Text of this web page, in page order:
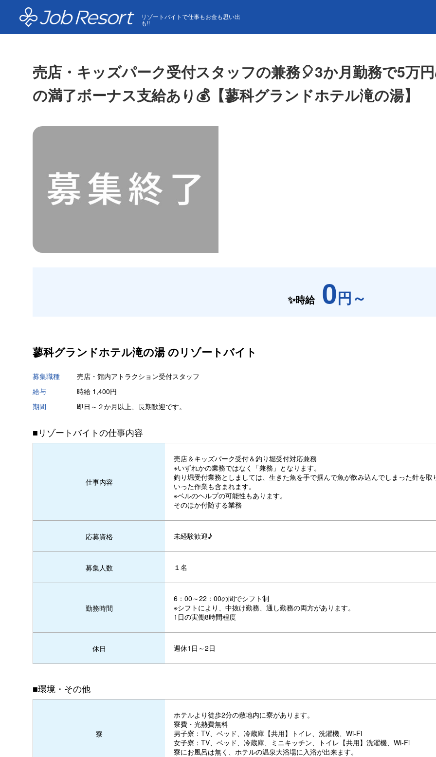
リゾートバイトで仕事もお金も思い出
も!!
HOME 求人一覧
売店・キッズパーク受付スタッフの兼務🎈3か月勤務で5万
の満了ボーナス支給あり💰【蓼科グランドホテル滝の湯】
✨時給 0円～
蓼科グランドホテル滝の湯 のリゾートバイト
募集職種
売店・館内アトラクション受付スタッフ
給与
時給 1,400円
期間
即日～２か月以上、長期歓迎です。
■リゾートバイトの仕事内容
仕事内容
売店＆キッズパーク受付＆釣り堀受付対応兼務
※いずれかの業務ではなく「兼務」となります。
釣り堀受付業務としましては、生きた魚を手で掴んで魚が飲み込んでしまった針を取
いった作業も含まれます。
※ベルのヘルプの可能性もあります。
そのほか付随する業務
応募資格 未経験歓迎♪
募集人数 １名
勤務時間
6：00～22：00の間でシフト制
※シフトにより、中抜け勤務、通し勤務の両方があります。
1日の実働8時間程度
休日 週休1日～2日
■環境・その他
寮
ホテルより徒歩2分の敷地内に寮があります。
寮費・光熱費無料
男子寮：TV、ベッド、冷蔵庫【共用】トイレ、洗濯機、Wi-Fi
女子寮：TV、ベッド、冷蔵庫、ミニキッチン、トイレ【共用】洗濯機、Wi-Fi
寮にお風呂は無く、ホテルの温泉大浴場に入浴が出来ます。